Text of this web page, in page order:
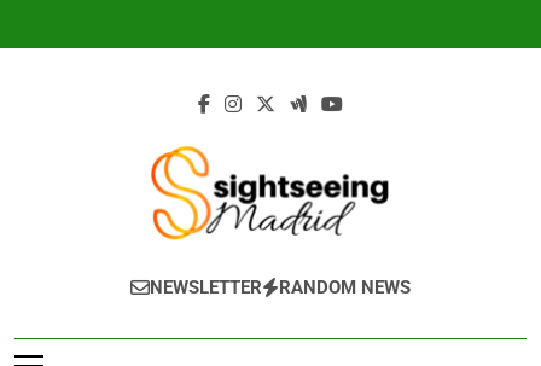
Sightseeing-
NEWSLETTER RANDOM NEWS